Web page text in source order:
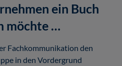
ein Buch
möchte …
Fachkommunikation den
in den Vordergrund